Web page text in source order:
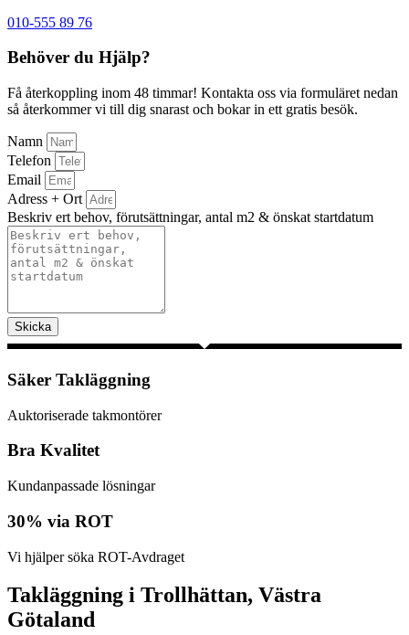
010-555 89 76
Behöver du Hjälp?
Få återkoppling inom 48 timmar! Kontakta oss via formuläret nedan
så återkommer vi till dig snarast och bokar in ett gratis besök.
Namn
Telefon
Email
Adress + Ort
Beskriv ert behov, förutsättningar, antal m2 & önskat startdatum
Skicka
Säker Takläggning
Auktoriserade takmontörer
Bra Kvalitet
Kundanpassade lösningar
30% via ROT
Vi hjälper söka ROT-Avdraget
Takläggning i Trollhättan, Västra
Götaland